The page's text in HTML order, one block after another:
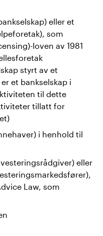
eller et
som
loven av 1981
styrt av et
et bankselskap i
til dette
tillatt for
i henhold til
eller
Law, som